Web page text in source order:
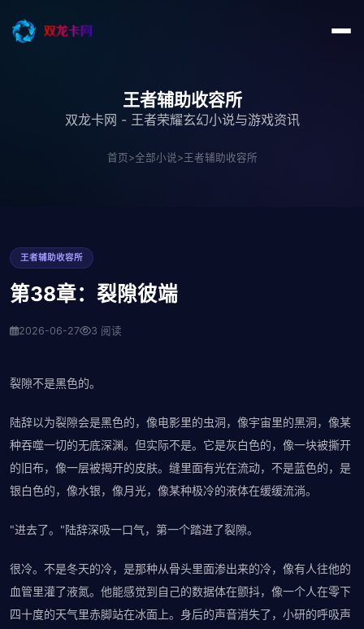
王者辅助收容所
双龙卡网 - 王者荣耀玄幻小说与游戏资讯
首页>全部小说>王者辅助收容所
王者辅助收容所
第38章：裂隙彼端
2026-06-27 3 阅读
裂隙不是黑色的。
陆辞以为裂隙会是黑色的，像电影里的虫洞，像宇宙里的黑洞，像某
种吞噬一切的无底深渊。但实际不是。它是灰白色的，像一块被撕开
的旧布，像一层被揭开的皮肤。缝里面有光在流动，不是蓝色的，是
银白色的，像水银，像月光，像某种极冷的液体在缓缓流淌。
"进去了。"陆辞深吸一口气，第一个踏进了裂隙。
很冷。不是冬天的冷，是那种从骨头里面渗出来的冷，像有人往他的
血管里灌了液氮。他能感觉到自己的数据体在颤抖，像一个人在零下
四十度的天气里赤脚站在冰面上。身后的声音消失了，小研的呼吸声